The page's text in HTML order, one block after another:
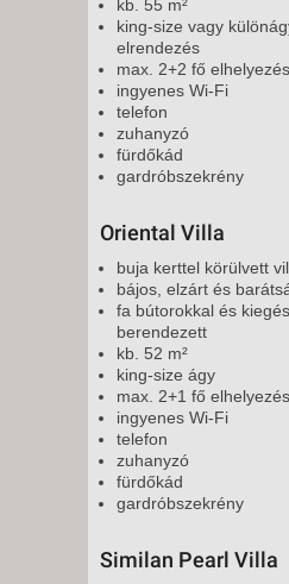
kb. 55 m²
king-size vagy
elrendezés
max. 2+2 fő elhelyezés
ingyenes Wi-Fi
telefon
zuhanyzó
fürdőkád
gardróbszekrény
Oriental Villa
buja kerttel körülvett
bájos, elzárt és
fa bútorokkal és
berendezett
kb. 52 m²
king-size ágy
max. 2+1 fő elhelyezés
ingyenes Wi-Fi
telefon
zuhanyzó
fürdőkád
gardróbszekrény
Similan Pearl Villa